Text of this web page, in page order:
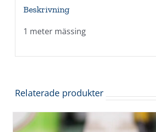
Beskrivning
1 meter mässing
Relaterade produkter